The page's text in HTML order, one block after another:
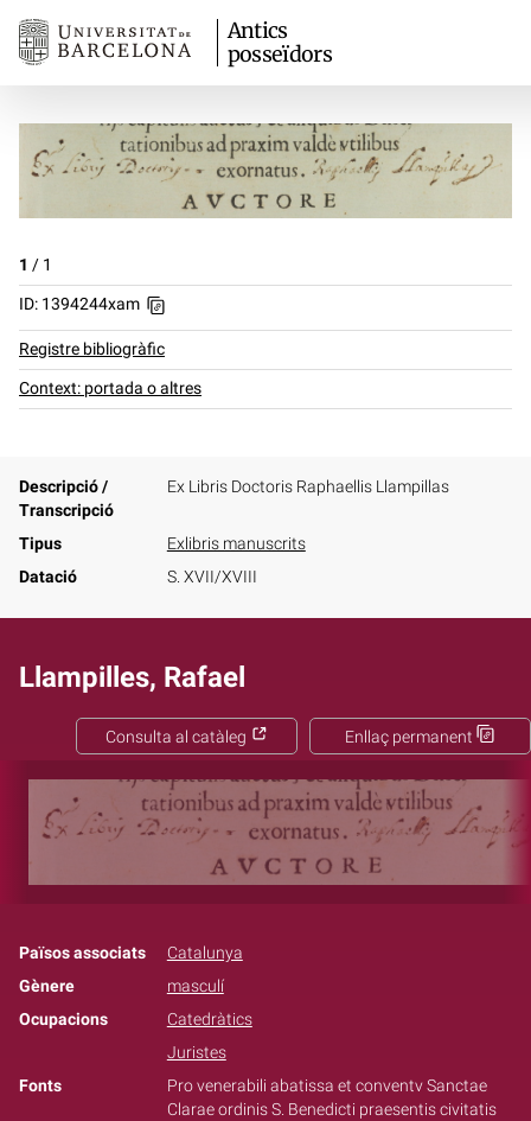
Antics
posseïdors
1 / 1
ID: 1394244xam
Registre bibliogràfic
Context: portada o altres
Descripció /
Transcripció
Ex Libris Doctoris Raphaellis Llampillas
Tipus
Exlibris manuscrits
Datació
S. XVII/XVIII
Llampilles, Rafael
Enllaç permanent
Consulta al catàleg
Països associats
Catalunya
Gènere
masculí
Ocupacions
Catedràtics
Juristes
Fonts
Pro venerabili abatissa et conventv Sanctae
Clarae ordinis S. Benedicti praesentis civitatis